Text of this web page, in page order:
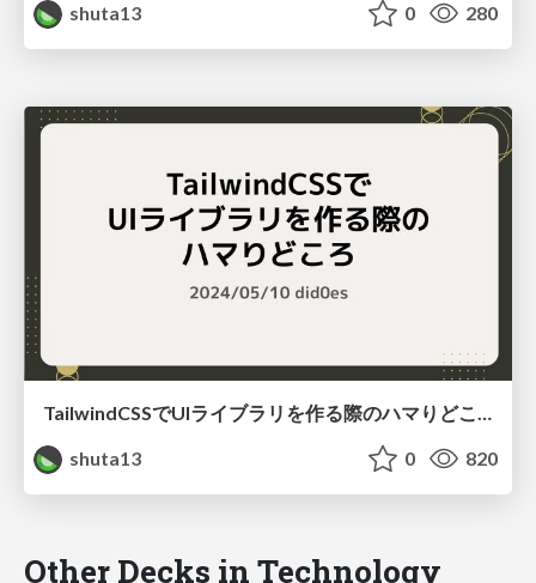
shuta13
0 280
TailwindCSSでUIライブラリを作る際のハマりどころ
shuta13
0 820
Other Decks in Technology